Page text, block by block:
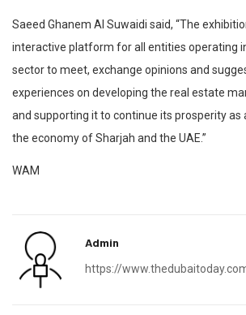
Saeed Ghanem Al Suwaidi said, “The
interactive platform for all entities operating
sector to meet, exchange opinions and
experiences on developing the real estate
and supporting it to continue its prosperity as
the economy of Sharjah and the UAE.”
WAM
Admin
https://